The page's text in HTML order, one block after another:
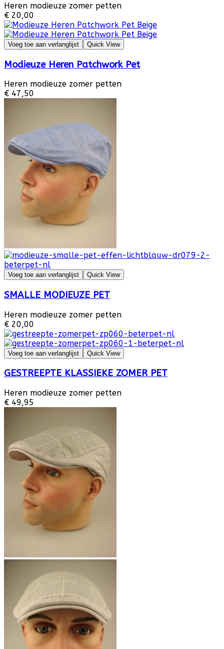
Heren modieuze zomer petten
€ 20,00
Voeg toe aan verlanglijst Quick View
Modieuze Heren Patchwork Pet
Heren modieuze zomer petten
€ 47,50
Voeg toe aan verlanglijst Quick View
SMALLE MODIEUZE PET
Heren modieuze zomer petten
€ 20,00
Voeg toe aan verlanglijst Quick View
GESTREEPTE KLASSIEKE ZOMER PET
Heren modieuze zomer petten
€ 49,95